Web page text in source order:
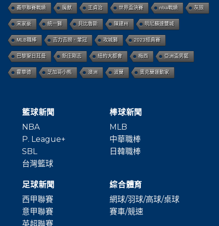
義甲聯賽戰績 魔獸 王貞治 世界盃決賽 nba戰績 灰狼
宋家豪 統一獅 貝比魯斯 陳建州 明尼蘇達雙城
MLB職棒 吉力吉撈．鞏冠 攻城獅 2023經典賽
巴黎聖日耳曼 新庄剛志 紐約大都會 梅西 亞洲盃男籃
霍華德 芝加哥小熊 澳洲 波蘭 奧克蘭運動家
籃球新聞
NBA
P. League+
SBL
台灣籃球
棒球新聞
MLB
中華職棒
日韓職棒
足球新聞
西甲聯賽
意甲聯賽
綜合體育
網球/羽球/高球/桌球
賽車/競速